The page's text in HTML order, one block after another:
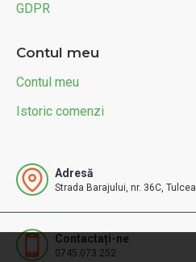
GDPR
Contul meu
Contul meu
Istoric comenzi
Adresă
Strada Barajului, nr. 36C, Tulcea
Contactați-ne
0745.073.252